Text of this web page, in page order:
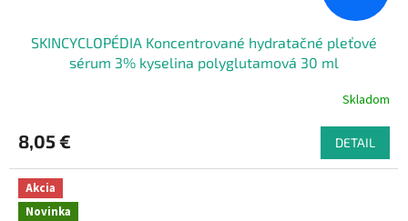
SKINCYCLOPÉDIA Koncentrované hydratačné pleťové
sérum 3% kyselina polyglutamová 30 ml
Skladom
8,05 € DETAIL
Akcia
Novinka